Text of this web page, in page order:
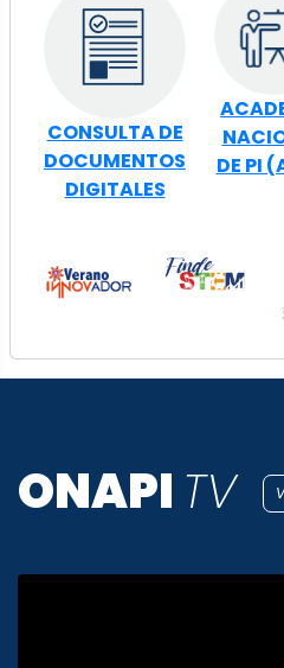
CONSULTA DE
DOCUMENTOS
DIGITALES
DE PI
ONAPI TV